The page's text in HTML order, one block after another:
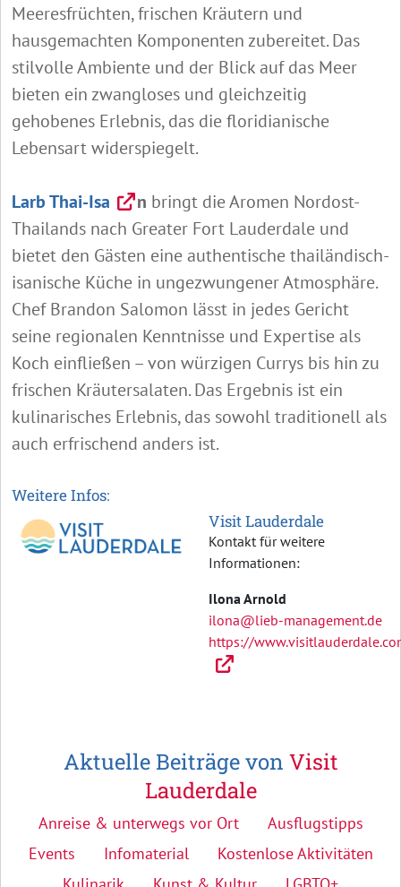
Meeresfrüchten, frischen Kräutern und
hausgemachten Komponenten zubereitet. Das
stilvolle Ambiente und der Blick auf das Meer
bieten ein zwangloses und gleichzeitig
gehobenes Erlebnis, das die floridianische
Lebensart widerspiegelt.
Larb Thai-Isa n bringt die Aromen Nordost-
Thailands nach Greater Fort Lauderdale und
bietet den Gästen eine authentische thailändisch-
isanische Küche in ungezwungener Atmosphäre.
Chef Brandon Salomon lässt in jedes Gericht
seine regionalen Kenntnisse und Expertise als
Koch einfließen – von würzigen Currys bis hin zu
frischen Kräutersalaten. Das Ergebnis ist ein
kulinarisches Erlebnis, das sowohl traditionell als
auch erfrischend anders ist.
Weitere Infos:
Visit Lauderdale
Kontakt für weitere
Informationen:
Ilona Arnold
ilona@lieb-management.de
https://
Aktuelle Beiträge von Visit
Lauderdale
Anreise & unterwegs vor Ort
Ausflugstipps
Events
Infomaterial
Kostenlose Aktivitäten